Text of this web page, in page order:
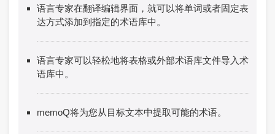
语言专家在翻译编辑界面，就可以将单词或者固定表
达方式添加到指定的术语库中。
语言专家可以轻松地将表格或外部术语库文件导入术
语库中。
memoQ将为您从目标文本中提取可能的术语。